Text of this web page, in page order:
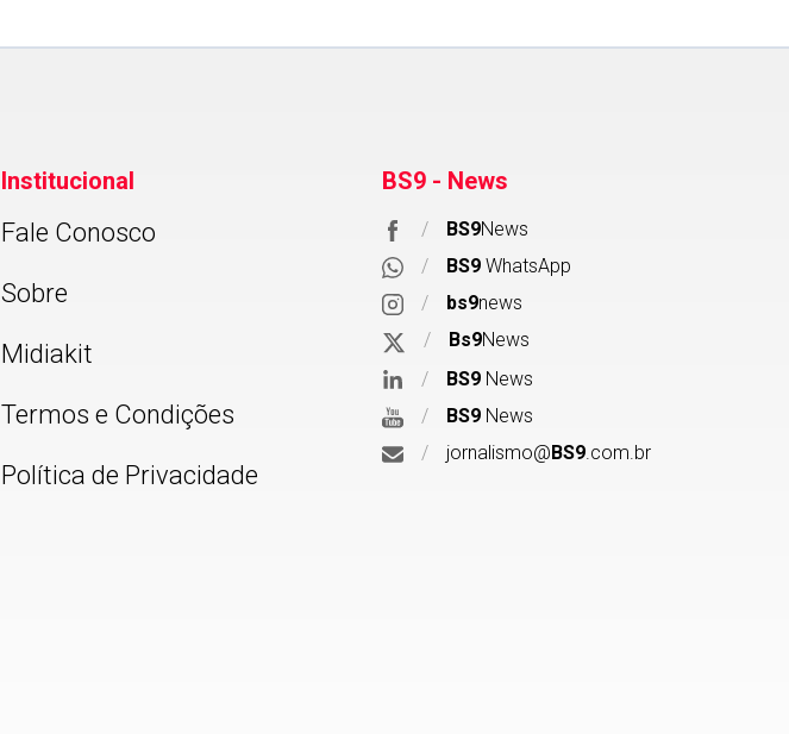
Institucional
Fale Conosco
Sobre
Midiakit
Termos e Condições
Política de Privacidade
BS9 - News
/ BS9News
/
BS9 WhatsApp
/
bs9news
/
Bs9News
/
BS9 News
/
BS9 News
/
jornalismo@BS9 .com.br